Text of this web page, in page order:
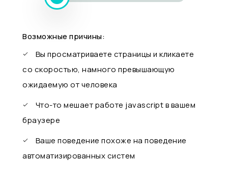
Возможные причины:
Вы просматриваете страницы и кликаете
со скоростью, намного превышающую
ожидаемую от человека
Что-то мешает работе javascript в вашем
браузере
Ваше поведение похоже на поведение
автоматизированных систем